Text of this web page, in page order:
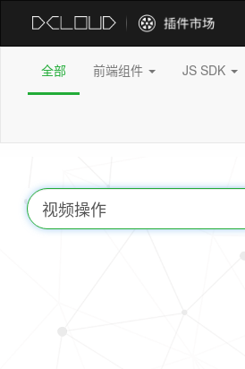
全部 前端组件 JS SDK